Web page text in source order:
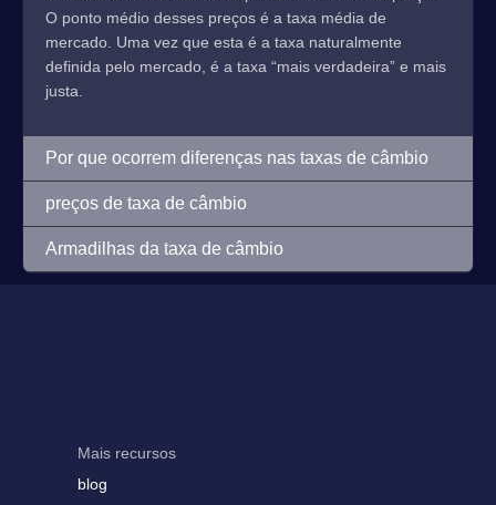
O ponto médio desses preços é a taxa média de
mercado. Uma vez que esta é a taxa naturalmente
definida pelo mercado, é a taxa “mais verdadeira” e mais
justa.
Por que ocorrem diferenças nas taxas de câmbio
preços de taxa de câmbio
Armadilhas da taxa de câmbio
Mais recursos
blog